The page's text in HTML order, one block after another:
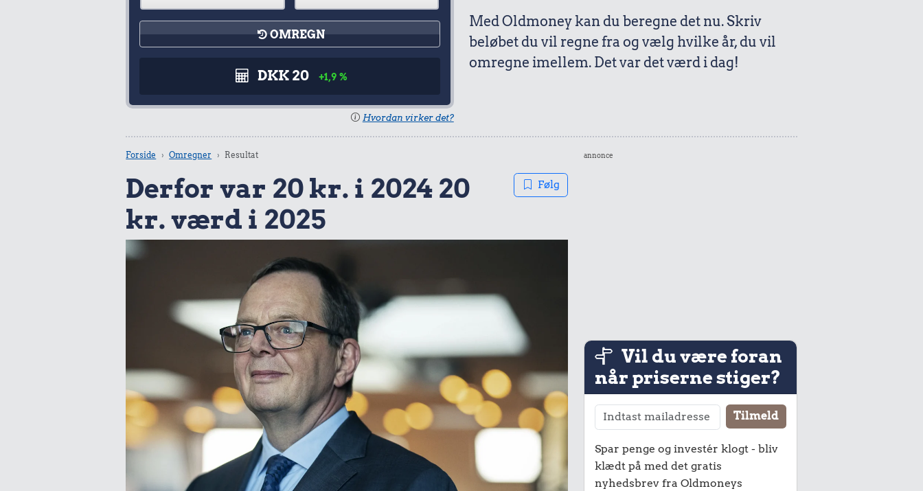
OMREGN
DKK 20 +1,9 %
Hvordan virker det?
Med Oldmoney kan du beregne det nu. Skriv
beløbet du vil regne fra og vælg hvilke år, du vil
omregne imellem. Det var det værd i dag!
Forside Omregner Resultat
Derfor var 20 kr. i 2024 20
kr. værd i 2025
Følg
annonce
Vil du være foran
når priserne stiger?
Spar penge og investér klogt - bliv
klædt på med det gratis
nyhedsbrev fra Oldmoneys